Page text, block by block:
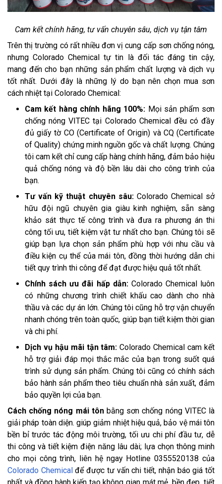
Cam kết chính hãng, tư vấn chuyên sâu, dịch vụ tận tâm
Trên thị trường có rất nhiều đơn vị cung cấp sơn chống nóng,
nhưng Colorado Chemical tự tin là đối tác đáng tin cậy,
mang đến cho bạn những sản phẩm chất lượng và dịch vụ
tốt nhất. Dưới đây là những lý do bạn nên chọn mua sơn
cách nhiệt tại Colorado Chemical:
Cam kết hàng chính hãng 100%: Mọi sản phẩm sơn
chống nóng VITEC tại Colorado Chemical đều có đầy
đủ giấy tờ CO (Certificate of Origin) và CQ (Certificate
of Quality) chứng minh nguồn gốc và chất lượng. Chúng
tôi cam kết chỉ cung cấp hàng chính hãng, đảm bảo hiệu
quả chống nóng và độ bền lâu dài cho công trình của
bạn.
Tư vấn kỹ thuật chuyên sâu: Colorado Chemical sở
hữu đội ngũ chuyên gia giàu kinh nghiệm, sẵn sàng
khảo sát thực tế công trình và đưa ra phương án thi
công tối ưu, tiết kiệm vật tư nhất cho bạn. Chúng tôi sẽ
giúp bạn lựa chọn sản phẩm phù hợp với nhu cầu và
điều kiện cụ thể của mái tôn, đồng thời hướng dẫn chi
tiết quy trình thi công để đạt được hiệu quả tốt nhất.
Chính sách ưu đãi hấp dẫn: Colorado Chemical luôn
có những chương trình chiết khấu cao dành cho nhà
thầu và các dự án lớn. Chúng tôi cũng hỗ trợ vận chuyển
nhanh chóng trên toàn quốc, giúp bạn tiết kiệm thời gian
và chi phí.
Dịch vụ hậu mãi tận tâm:Colorado Chemical cam kết
hỗ trợ giải đáp mọi thắc mắc của bạn trong suốt quá
trình sử dụng sản phẩm. Chúng tôi cũng có chính sách
bảo hành sản phẩm theo tiêu chuẩn nhà sản xuất, đảm
bảo quyền lợi của bạn.
Cách chống nóng mái tôn bằng sơn chống nóng VITEC là
giải pháp toàn diện. giúp giảm nhiệt hiệu quả, bảo vệ mái tôn
bền bỉ trước tác động môi trường, tối ưu chi phí đầu tư, dễ
thi công và tiết kiệm điện năng lâu dài; lựa chọn thông minh
cho mọi công trình, liên hệ ngay Hotline 0355520138 của
Colorado Chemical để được tư vấn chi tiết, nhận báo giá tốt